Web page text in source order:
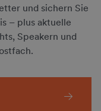
und sichern Sie
– plus aktuelle
Speakern und